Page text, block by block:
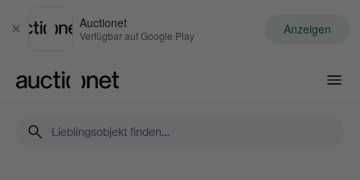
Schließen
Auctionet
Verfügbar auf Google Play Anzeigen